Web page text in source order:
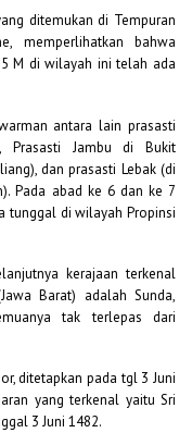
ditemukan di Tempuran
memperlihatkan bahwa
M di wilayah ini telah ada
antara lain prasasti
Prasasti Jambu di Bukit
dan prasasti Lebak (di
Pada abad ke 6 dan ke 7
tunggal di wilayah Propinsi
kerajaan terkenal
Barat) adalah Sunda,
tak terlepas dari
ditetapkan pada tgl 3 Juni
yang terkenal yaitu Sri
3 Juni 1482.